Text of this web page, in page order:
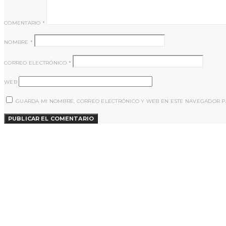
COMENTARIO *
NOMBRE *
CORREO ELECTRÓNICO *
WEB
GUARDA MI NOMBRE, CORREO ELECTRÓNICO Y WEB EN ESTE NAVEGADOR